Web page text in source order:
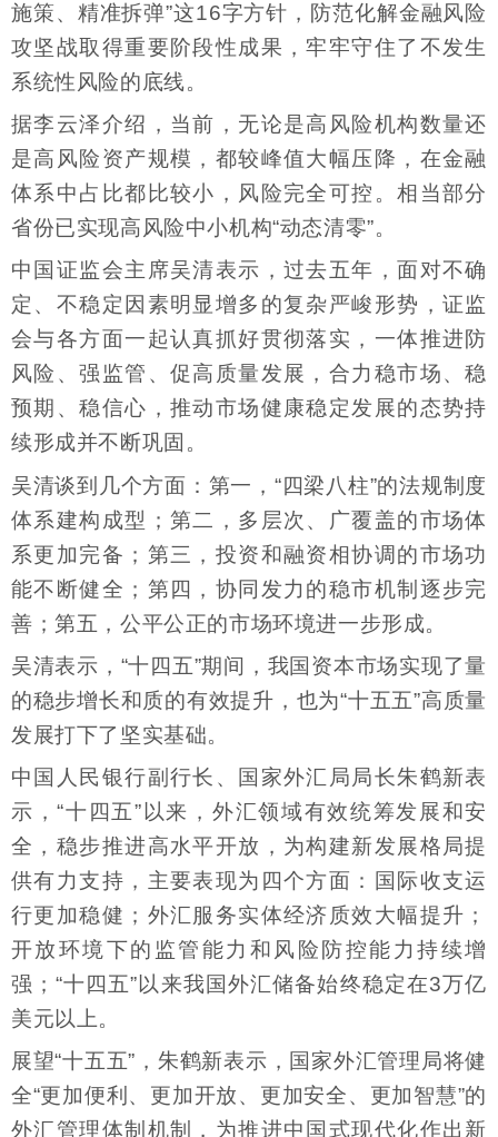
施策、精准拆弹”这16字方针，防范化解金融风险
攻坚战取得重要阶段性成果，牢牢守住了不发生
系统性风险的底线。
据李云泽介绍，当前，无论是高风险机构数量还
是高风险资产规模，都较峰值大幅压降，在金融
体系中占比都比较小，风险完全可控。相当部分
省份已实现高风险中小机构“动态清零”。
中国证监会主席吴清表示，过去五年，面对不确
定、不稳定因素明显增多的复杂严峻形势，证监
会与各方面一起认真抓好贯彻落实，一体推进防
风险、强监管、促高质量发展，合力稳市场、稳
预期、稳信心，推动市场健康稳定发展的态势持
续形成并不断巩固。
吴清谈到几个方面：第一，“四梁八柱”的法规制度
体系建构成型；第二，多层次、广覆盖的市场体
系更加完备；第三，投资和融资相协调的市场功
能不断健全；第四，协同发力的稳市机制逐步完
善；第五，公平公正的市场环境进一步形成。
吴清表示，“十四五”期间，我国资本市场实现了量
的稳步增长和质的有效提升，也为“十五五”高质量
发展打下了坚实基础。
中国人民银行副行长、国家外汇局局长朱鹤新表
示，“十四五”以来，外汇领域有效统筹发展和安
全，稳步推进高水平开放，为构建新发展格局提
供有力支持，主要表现为四个方面：国际收支运
行更加稳健；外汇服务实体经济质效大幅提升；
开放环境下的监管能力和风险防控能力持续增
强；“十四五”以来我国外汇储备始终稳定在3万亿
美元以上。
展望“十五五”，朱鹤新表示，国家外汇管理局将健
全“更加便利、更加开放、更加安全、更加智慧”的
外汇管理体制机制，为推进中国式现代化作出新